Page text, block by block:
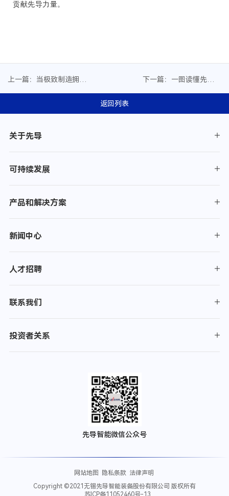
贡献先导力量。
上一篇：当极致制造拥有
下一篇：一图读懂先导智
返回列表
关于先导
可持续发展
产品和解决方案
新闻中心
人才招聘
联系我们
投资者关系
先导智能微信公众号
网站地图 隐私条款 法律声明
Copyright ©2021无锡先导智能装备股份有限公司 版权所有
苏ICP备11052460号-13